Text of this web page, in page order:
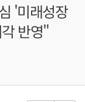
'미래성장
반영"